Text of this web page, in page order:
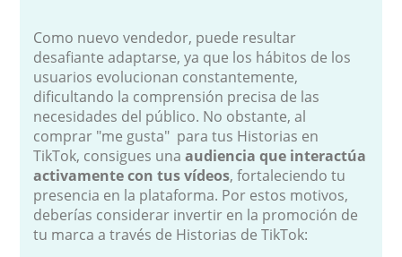
Como nuevo vendedor, puede resultar
desafiante adaptarse, ya que los hábitos de los
usuarios evolucionan constantemente,
dificultando la comprensión precisa de las
necesidades del público. No obstante, al
comprar "me gusta" para tus Historias en
TikTok, consigues unaaudiencia que interactúa
activamente con tus vídeos, fortaleciendo tu
presencia en la plataforma. Por estos motivos,
deberías considerar invertir en la promoción de
tu marca a través de Historias de TikTok: